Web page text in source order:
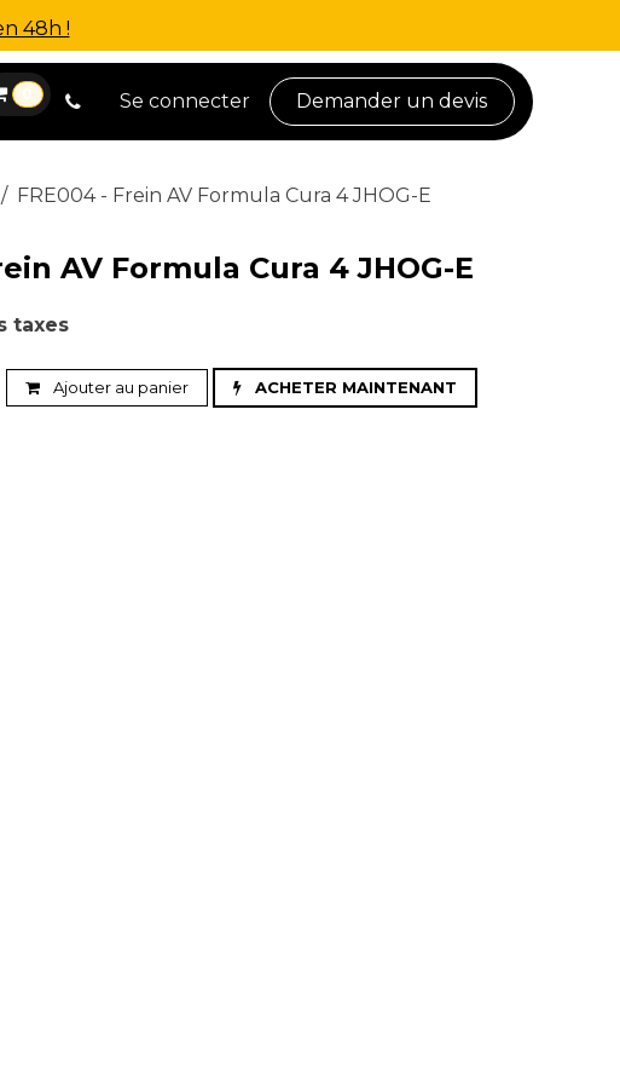
48h !
0 Se connecter Demander un devis
FRE004 - Frein AV Formula Cura 4 JHOG-E
AV Formula Cura 4 JHOG-E
taxes
Ajouter au panier ACHETER MAINTENANT